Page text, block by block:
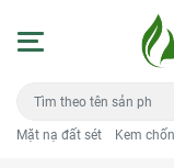
Mặt nạ đất sét Kem